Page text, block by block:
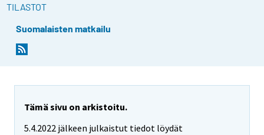
TILASTOT
Suomalaisten matkailu
Tämä sivu on arkistoitu.
5.4.2022 jälkeen julkaistut tiedot löydät